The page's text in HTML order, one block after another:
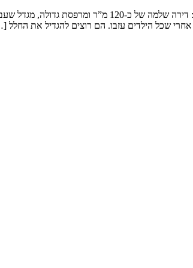
שיפוץ דירה במגדל המשפחה: זוג שמטפל בנכדים
שכל הילדים עזבו. הם רוצים להגדיל את החלל